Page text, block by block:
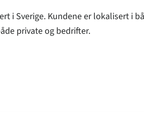
i Sverige. Kundene er lokalisert i
private og bedrifter.